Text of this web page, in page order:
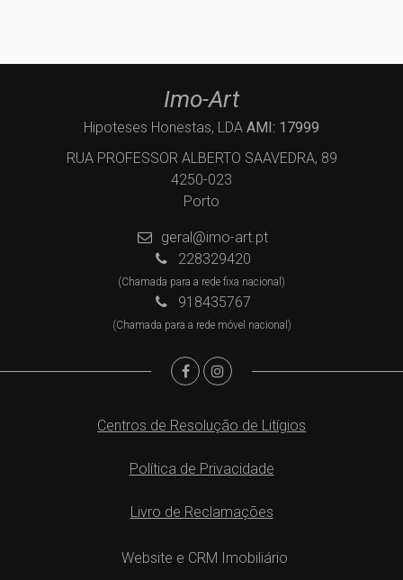
Imo-Art
Hipoteses Honestas, LDA AMI: 17999
RUA PROFESSOR ALBERTO SAAVEDRA, 89
4250-023
Porto
geral@imo-art.pt
228329420
(Chamada para a rede fixa nacional)
918435767
(Chamada para a rede móvel nacional)
Centros de Resolução de Litígios
Política de Privacidade
Livro de Reclamações
Website e CRM Imobiliário